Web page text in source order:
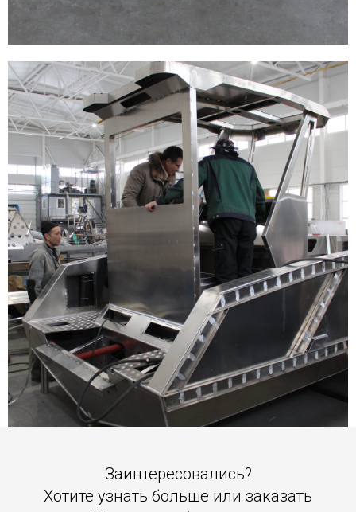
Заинтересовались?
Хотите узнать больше или заказать